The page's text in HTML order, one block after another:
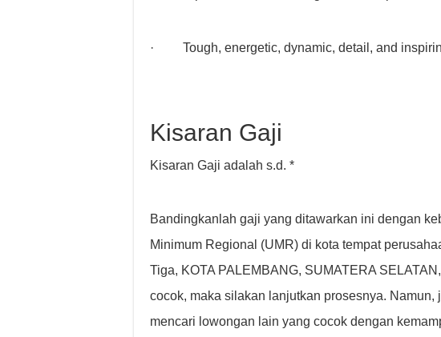
· Tough, energetic, dynamic, detail, and
Kisaran Gaji
Kisaran Gaji adalah s.d. *
Bandingkanlah gaji yang ditawarkan ini dengan
Minimum Regional (UMR) di kota tempat
Tiga, KOTA PALEMBANG, SUMATERA
cocok, maka silakan lanjutkan prosesnya.
mencari lowongan lain yang cocok dengan